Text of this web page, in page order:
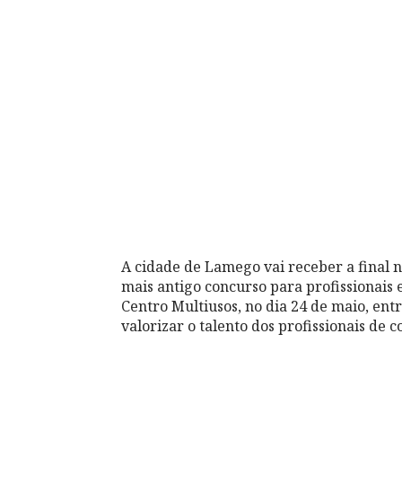
A cidade de Lamego vai receber a final
mais antigo concurso para profissionais
Centro Multiusos, no dia 24 de maio,
valorizar o talento dos profissionais de